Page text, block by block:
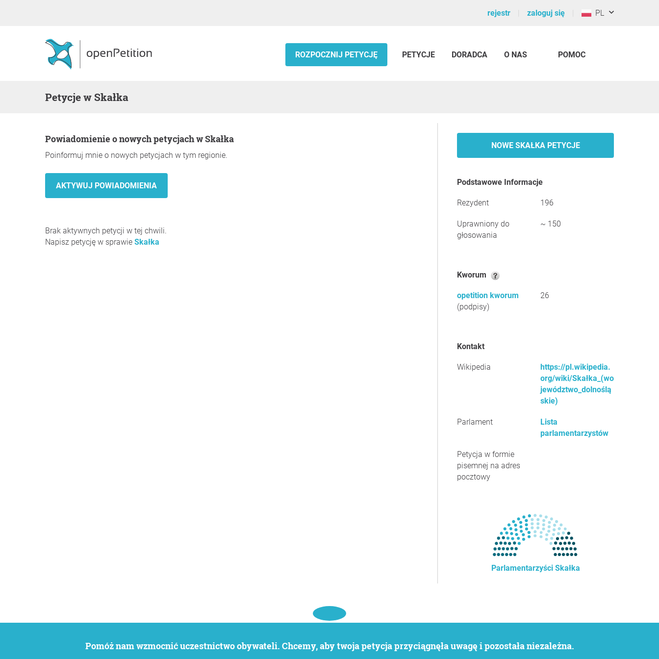
rejestr zaloguj się PL
ROZPOCZNIJ PETYCJĘ PETYCJE DORADCA O NAS POMOC
Petycje w Skałka
Powiadomienie o nowych petycjach w Skałka
Poinformuj mnie o nowych petycjach w tym regionie.
Brak aktywnych petycji w tej chwili.
Napisz petycję w sprawie Skałka
NOWE SKAŁKA PETYCJE
Podstawowe Informacje
Rezydent 196
Uprawniony do
głosowania
~ 150
Kworum
opetition kworum
(podpisy)
26
Kontakt
Wikipedia
https://pl.wikipedia.
org/wiki/Skałka_(wo
jewództwo_dolnoślą
skie)
Parlament
Lista
parlamentarzystów
Petycja w formie
pisemnej na adres
pocztowy
Parlamentarzyści Skałka
Pomóż nam wzmocnić uczestnictwo obywateli. Chcemy, aby twoja petycja przyciągnęła uwagę i pozostała niezależna.